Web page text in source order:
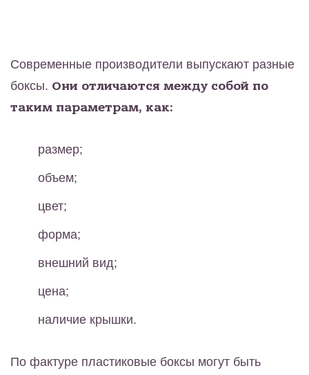
Современные производители выпускают разные
боксы. Они отличаются между собой по
таким параметрам, как:
размер;
объем;
цвет;
форма;
внешний вид;
цена;
наличие крышки.
По фактуре пластиковые боксы могут быть